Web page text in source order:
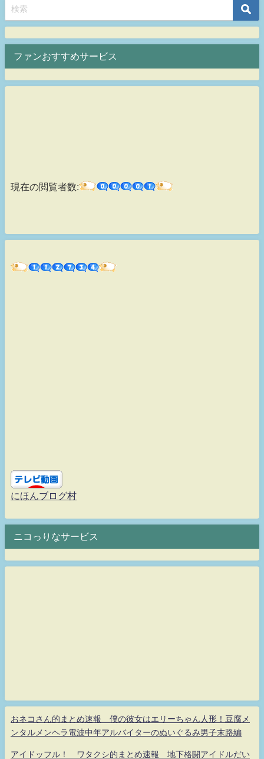
ファンおすすめサービス
現在の閲覧者数:
にほんブログ村
ニコっりなサービス
おネコさん的まとめ速報 僕の彼女はエリーちゃん人形！豆腐メ
ンタルメンヘラ電波中年アルバイターのぬいぐるみ男子末路編
アイドッフル！ ワタクシ的まとめ速報 地下格闘アイドルだい